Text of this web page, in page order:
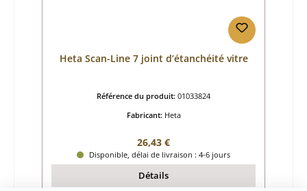
Heta Scan-Line 7 joint d’étanchéité vitre
Référence du produit: 01033824
Fabricant: Heta
Prix régulier :
26,43 €
Disponible, délai de livraison : 4-6 jours
Détails